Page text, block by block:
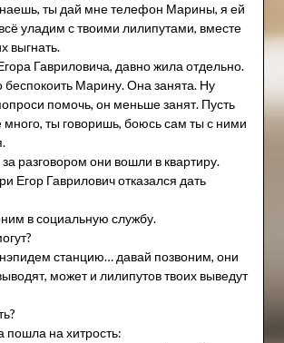
ты дай мне телефон Марины, я ей
уладим с твоими лилипутами, вместе
выгнать.
Гавриловича, давно жила отдельно.
Марину. Она занята. Ну
помочь, он меньше занят. Пусть
много, ты говоришь, боюсь сам ты с ними
разговором они вошли в квартиру.
Егор Гаврилович отказался дать
в социальную службу.
станцию… давай позвоним, они
может и лилипутов твоих выведут
пошла на хитрость: